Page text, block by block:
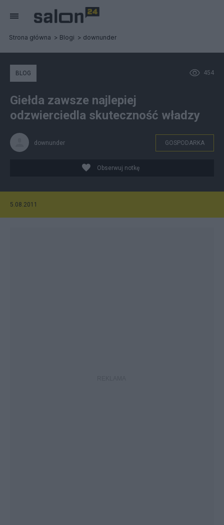
Strona główna Blogi downunder
454
BLOG
Giełda zawsze najlepiej
odzwierciedla skuteczność władzy
downunder GOSPODARKA
Obserwuj notkę
5.08.2011